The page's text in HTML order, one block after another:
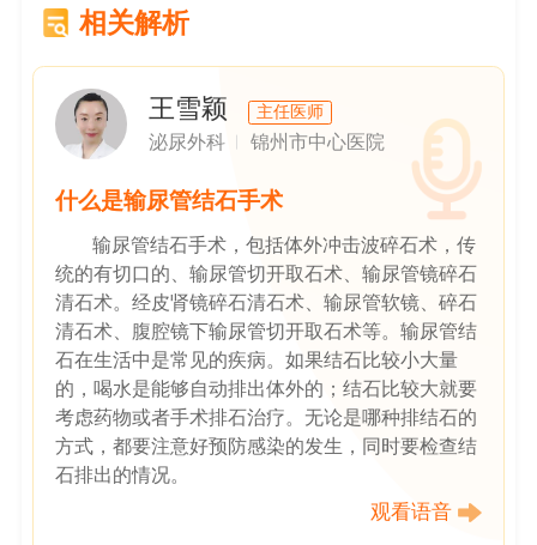
相关解析
王雪颖 主任医师
泌尿外科 锦州市中心医院
什么是输尿管结石手术
输尿管结石手术，包括体外冲击波碎石术，传
统的有切口的、输尿管切开取石术、输尿管镜碎石
清石术。经皮肾镜碎石清石术、输尿管软镜、碎石
清石术、腹腔镜下输尿管切开取石术等。输尿管结
石在生活中是常见的疾病。如果结石比较小大量
的，喝水是能够自动排出体外的；结石比较大就要
考虑药物或者手术排石治疗。无论是哪种排结石的
方式，都要注意好预防感染的发生，同时要检查结
石排出的情况。
观看语音